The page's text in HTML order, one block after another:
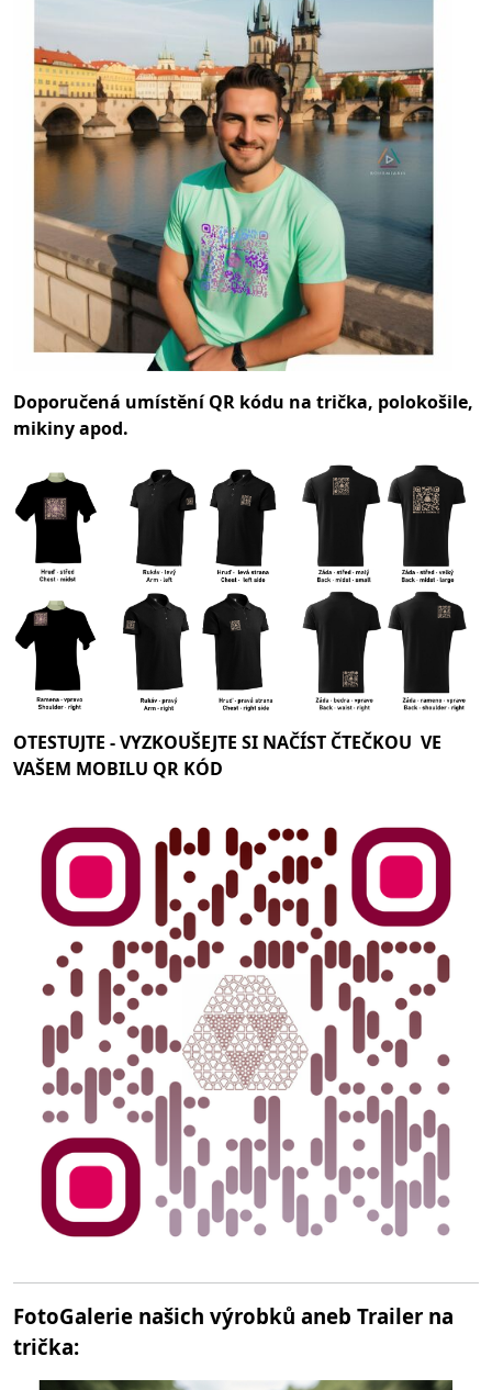
Doporučená umístění QR kódu na trička, polokošile,
mikiny apod.
OTESTUJTE -VYZKOUŠEJTE SI NAČÍST ČTEČKOU VE
VAŠEM MOBILU QR KÓD
FotoGalerie našich výrobků aneb Trailer na
trička: